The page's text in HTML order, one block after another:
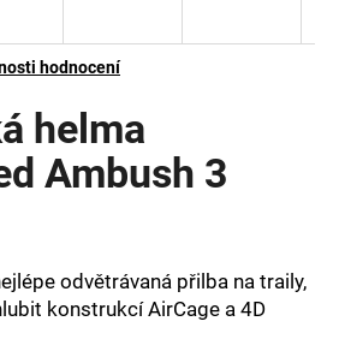
hodnocení
helma
Ambush 3
odvětrávaná přilba na traily,
konstrukcí AirCage a 4D